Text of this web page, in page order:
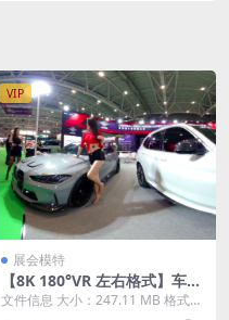
VIP
展会模特
【8K 180°VR 左右格式】车展
模特 shenzhen jiuzhou mo
dified car show 小乌苏
文件信息 大小：247.11 MB 格式：
mp4（180°3D左右格式） 时长：...